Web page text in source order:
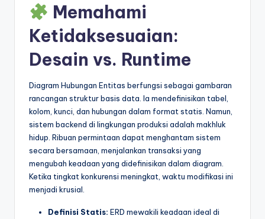
U
p
d
Memahami
Ketidaksesuaian:
Desain vs. Runtime
Diagram Hubungan Entitas berfungsi sebagai gambaran
rancangan struktur basis data. Ia mendefinisikan tabel,
kolom, kunci, dan hubungan dalam format statis. Namun,
sistem backend di lingkungan produksi adalah makhluk
hidup. Ribuan permintaan dapat menghantam sistem
secara bersamaan, menjalankan transaksi yang
mengubah keadaan yang didefinisikan dalam diagram.
Ketika tingkat konkurensi meningkat, waktu modifikasi ini
menjadi krusial.
Definisi Statis: ERD mewakili keadaan ideal di